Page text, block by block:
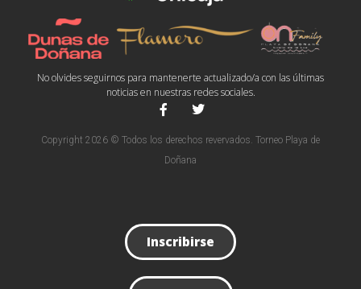
No olvides seguirnos para mantenerte actualizado/a con las últimas
noticias en nuestras redes sociales.
Copyright 2026 © Todos los derechos revervados. Torneo Playa de
Doñana
Inscribirse